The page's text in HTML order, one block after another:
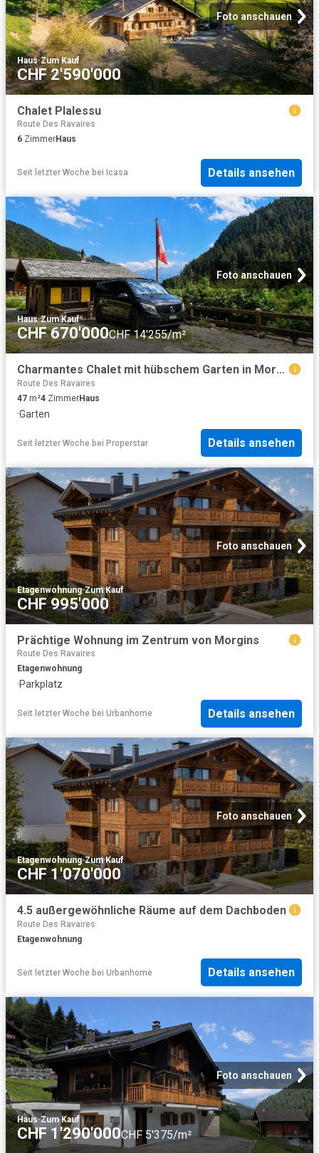
Foto anschauen
Haus·Zum Kauf
CHF 2'590'000
Chalet Plalessu
Route Des Ravaires
6 ZimmerHaus
Seit letzter Woche bei Icasa Details ansehen
Foto anschauen
Haus·Zum Kauf
CHF 670'000CHF 14'255/m²
Charmantes Chalet mit hübschem Garten in Morgins
Route Des Ravaires
47 m²4 ZimmerHaus
·Garten
Seit letzter Woche bei Properstar Details ansehen
Foto anschauen
Etagenwohnung·Zum Kauf
CHF 995'000
Prächtige Wohnung im Zentrum von Morgins
Route Des Ravaires
Etagenwohnung
·Parkplatz
Seit letzter Woche bei Urbanhome Details ansehen
Foto anschauen
Etagenwohnung·Zum Kauf
CHF 1'070'000
4.5 außergewöhnliche Räume auf dem Dachboden
Route Des Ravaires
Etagenwohnung
Seit letzter Woche bei Urbanhome Details ansehen
Foto anschauen
Haus·Zum Kauf
CHF 1'290'000CHF 5'375/m²